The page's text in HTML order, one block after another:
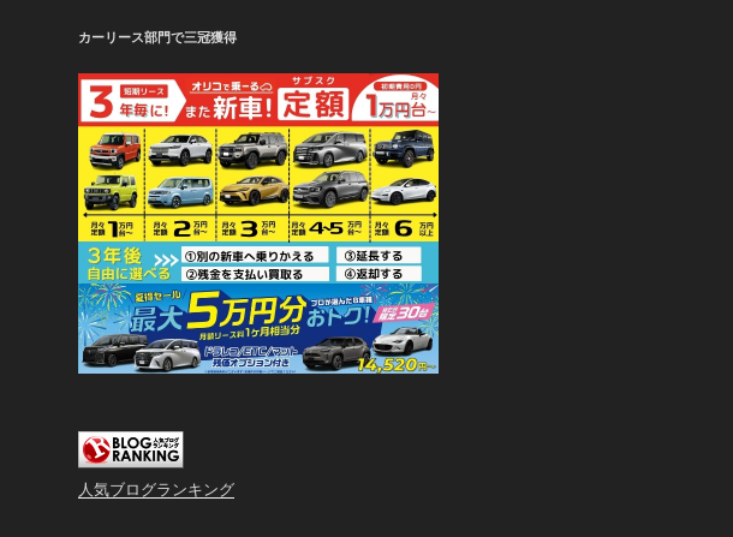
カーリース部門で三冠獲得
人気ブログランキング